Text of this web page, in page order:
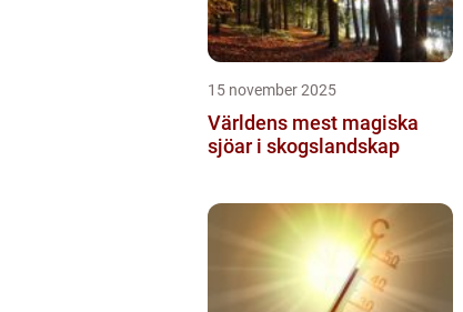
15 november 2025
Världens mest magiska
sjöar i skogslandskap